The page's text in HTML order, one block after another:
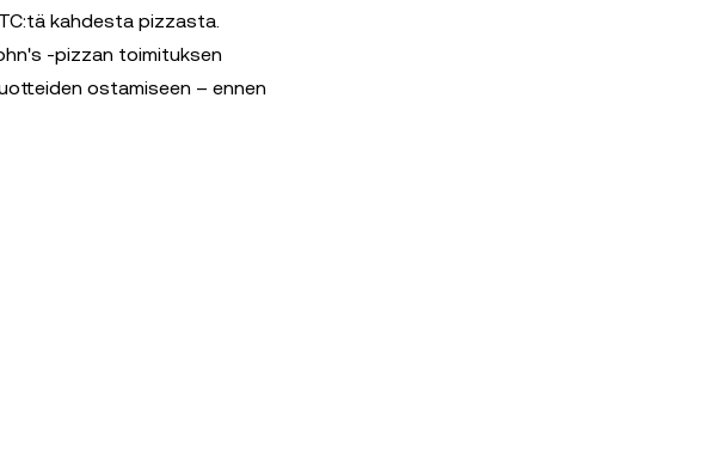
kahdesta pizzasta.
-pizzan toimituksen
ostamiseen – ennen